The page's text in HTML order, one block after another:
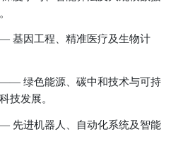
应用及市场化拓展。中心
平台，加速科研成果从实
响
，